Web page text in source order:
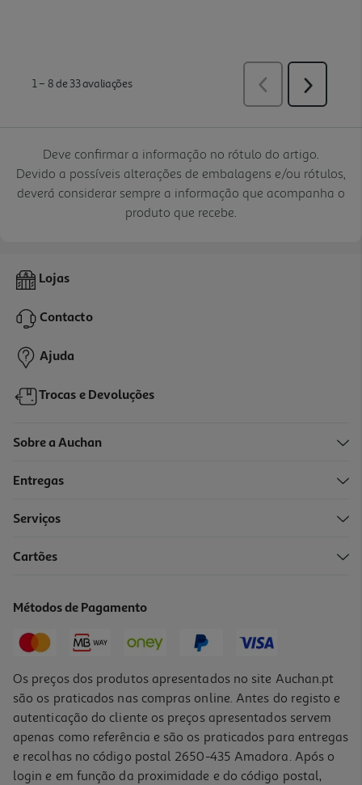
Deve confirmar a informação no rótulo do artigo.
Devido a possíveis alterações de embalagens e/ou rótulos,
deverá considerar sempre a informação que acompanha o
produto que recebe.
Lojas
Contacto
Ajuda
Trocas e Devoluções
Sobre a Auchan
Entregas
Serviços
Cartões
Métodos de Pagamento
Os preços dos produtos apresentados no site Auchan.pt
são os praticados nas compras online. Antes do registo e
autenticação do cliente os preços apresentados servem
apenas como referência e são os praticados para entregas
e recolhas no código postal 2650-435 Amadora. Após o
login e em função da proximidade e do código postal,